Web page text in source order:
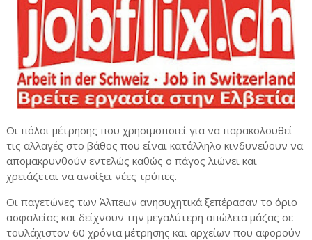
Οι πόλοι μέτρησης που χρησιμοποιεί για να παρακολουθεί
τις αλλαγές στο βάθος που είναι κατάλληλο κινδυνεύουν να
απομακρυνθούν εντελώς καθώς ο πάγος λιώνει και
χρειάζεται να ανοίξει νέες τρύπες.
Οι παγετώνες των Άλπεων ανησυχητικά ξεπέρασαν το όριο
ασφαλείας και δείχνουν την μεγαλύτερη απώλεια μάζας σε
τουλάχιστον 60 χρόνια μέτρησης και αρχείων που αφορούν